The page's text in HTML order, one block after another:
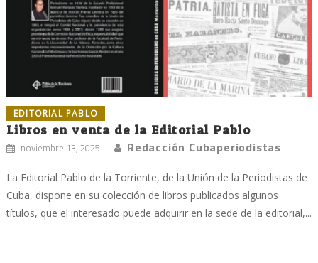
EDITORIAL PABLO
Libros en venta de la Editorial Pablo
noviembre 13, 2025 Redacción Cubaperiodistas
La Editorial Pablo de la Torriente, de la Unión de la Periodistas de
Cuba, dispone en su colección de libros publicados algunos
títulos, que el interesado puede adquirir en la sede de la editorial,...